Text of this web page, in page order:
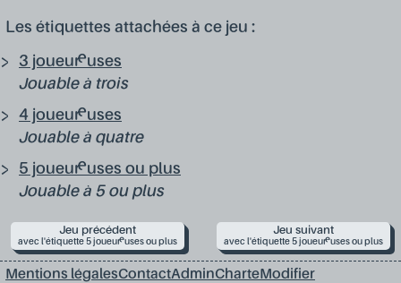
Les étiquettes attachées à ce jeu :
3 joueur·euses
Jouable à trois
4 joueur·euses
Jouable à quatre
5 joueur·euses ou plus
Jouable à 5 ou plus
Jeu précédent
avec l'étiquette 5 joueur·euses ou plus
Jeu suivant
avec l'étiquette 5 joueur·euses ou plus
Mentions légalesContactAdminCharteModifier